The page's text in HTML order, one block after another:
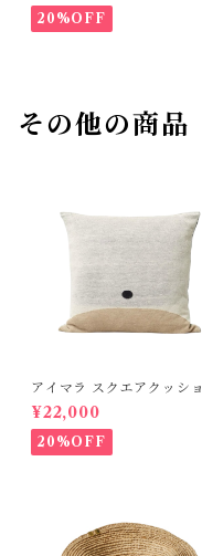
20%OFF
その他の商品
アイマラ スクエアクッショ
ン FORM＆REFINE
¥22,000
20%OFF